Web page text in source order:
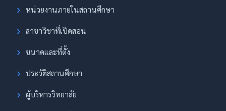
หน่วยงานภายในสถานศึกษา
สาขาวิชาที่เปิดสอน
ขนาดและที่ตั้ง
ประวัติสถานศึกษา
ผู้บริหารวิทยาลัย